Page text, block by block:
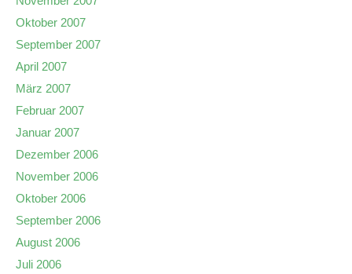
Oktober 2007
September 2007
April 2007
März 2007
Februar 2007
Januar 2007
Dezember 2006
November 2006
Oktober 2006
September 2006
August 2006
Juli 2006